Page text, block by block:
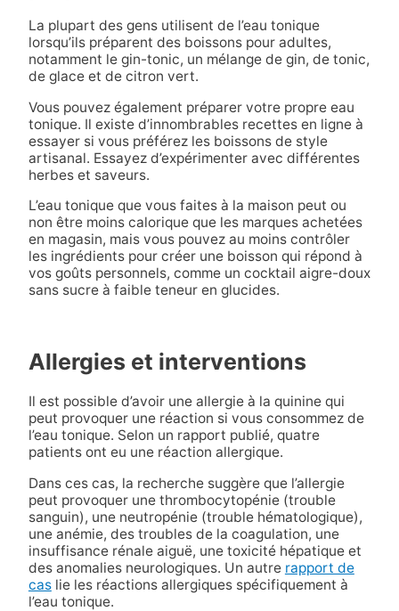
La plupart des gens utilisent de l’eau tonique
lorsqu’ils préparent des boissons pour adultes,
notamment le gin-tonic, un mélange de gin, de tonic,
de glace et de citron vert.
Vous pouvez également préparer votre propre eau
tonique. Il existe d’innombrables recettes en ligne à
essayer si vous préférez les boissons de style
artisanal. Essayez d’expérimenter avec différentes
herbes et saveurs.
L’eau tonique que vous faites à la maison peut ou
non être moins calorique que les marques achetées
en magasin, mais vous pouvez au moins contrôler
les ingrédients pour créer une boisson qui répond à
vos goûts personnels, comme un cocktail aigre-doux
sans sucre à faible teneur en glucides.
Allergies et interventions
Il est possible d’avoir une allergie à la quinine qui
peut provoquer une réaction si vous consommez de
l’eau tonique. Selon un rapport publié, quatre
patients ont eu une réaction allergique.
Dans ces cas, la recherche suggère que l’allergie
peut provoquer une thrombocytopénie (trouble
sanguin), une neutropénie (trouble hématologique),
une anémie, des troubles de la coagulation, une
insuffisance rénale aiguë, une toxicité hépatique et
des anomalies neurologiques. Un autre rapport de
caslie les réactions allergiques spécifiquement à
l’eau tonique.